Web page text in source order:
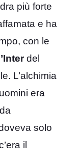
più forte
e ha
con le
del
L’alchimia
era
solo
il